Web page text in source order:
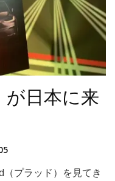
日本に来
プラッド）を見てき